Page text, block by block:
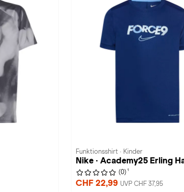
Funktionsshirt · Kinder
Nike · Academy25 Erling
(0) 1
CHF 22,99 UVP CHF 37,95